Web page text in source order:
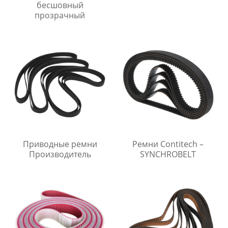
бесшовный
прозрачный
Приводные ремни
Производитель
Ремни Contitech –
SYNCHROBELT